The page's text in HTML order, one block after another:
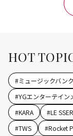
HOT
#ミュージックバン
#YGエンターテイン
#KARA #LE
#TWS #Rocket